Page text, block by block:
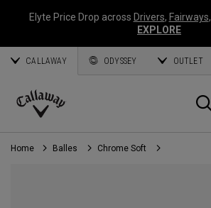
Elyte Price Drop across Drivers, Fairways,
EXPLORE
CALLAWAY ODYSSEY OUTLET
Callaway
Golf
Home Balles Chrome Soft